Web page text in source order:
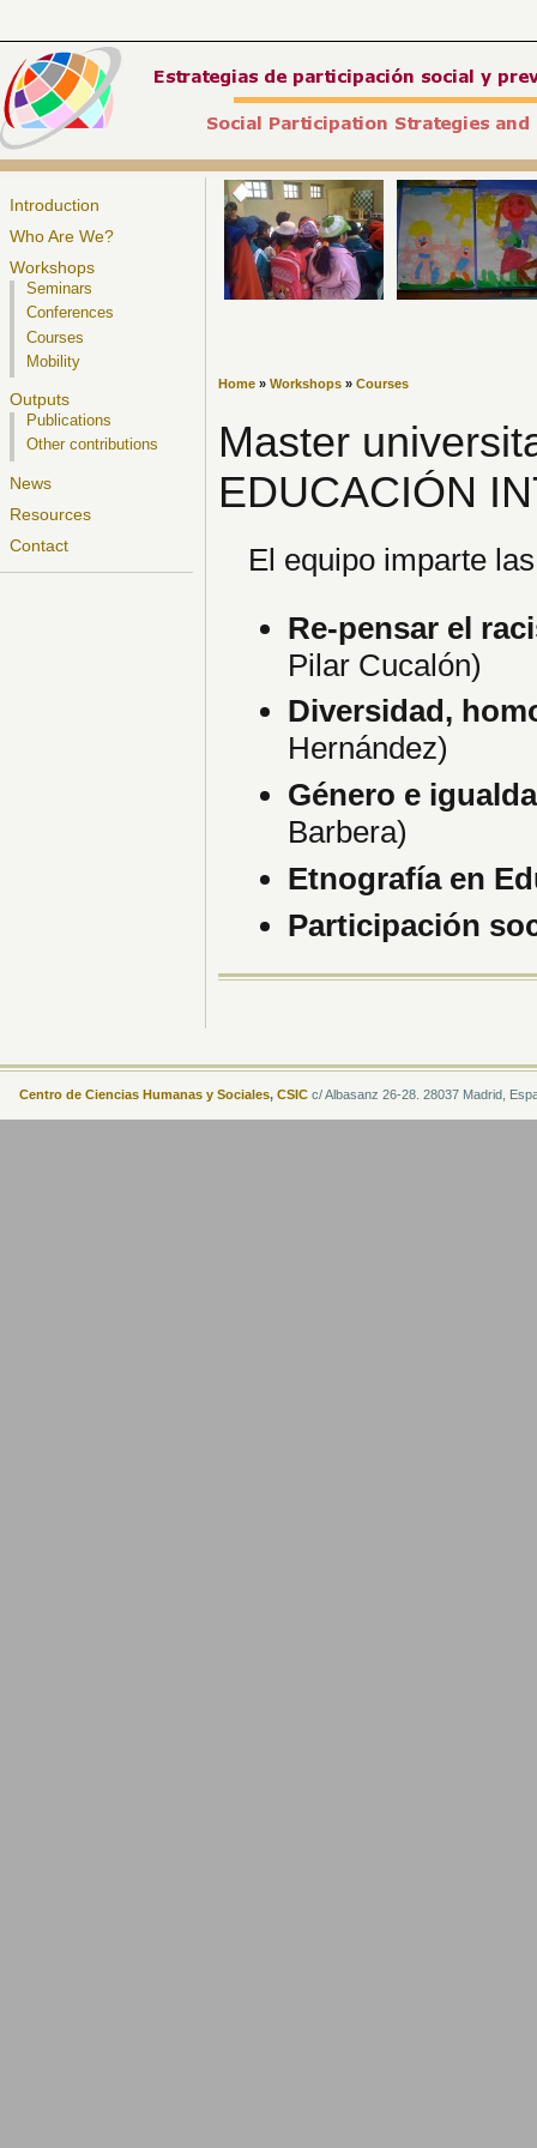
Introduction
Who Are We?
Workshops
Seminars
Conferences
Courses
Mobility
Outputs
Publications
Other contributions
News
Resources
Contact
Home » Workshops » Courses
Master
EDUCACIÓN
El equipo imparte
Re-pensar el
Pilar Cucalón)
Diversidad,
Hernández)
Género e
Barbera)
Etnografía en
Participación
Centro de Ciencias Humanas y Sociales, CSIC c/ Albasanz 26-28. 28037 Madrid,